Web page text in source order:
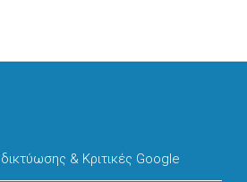
& Κριτικές Google